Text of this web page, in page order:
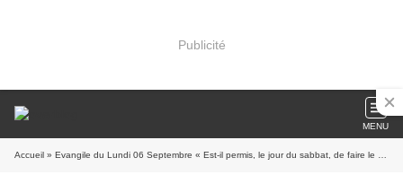
Publicité
MENU
Accueil » Evangile du Lundi 06 Septembre « Est-il permis, le jour du sabbat, de faire le bien ou de faire le mal ? » (Lc 6, 6-11)